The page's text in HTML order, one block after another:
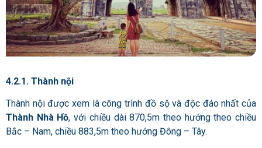
4.2.1. Thành nội
Thành nội được xem là công trình đồ sộ và độc đáo nhất của
Thành Nhà Hồ, với chiều dài 870,5m theo hướng theo chiều
Bắc – Nam, chiều 883,5m theo hướng Đông – Tây.